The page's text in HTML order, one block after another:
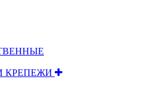
КРЕПЕЖИ